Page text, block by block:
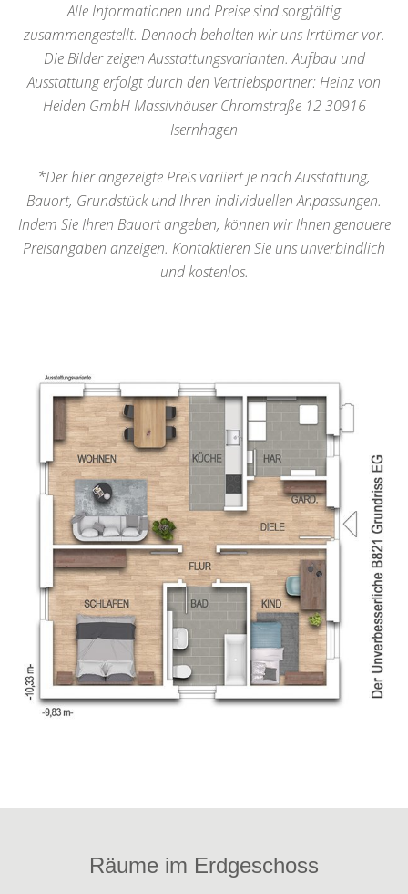
Alle Informationen und Preise sind sorgfältig
zusammengestellt. Dennoch behalten wir uns Irrtümer vor.
Die Bilder zeigen Ausstattungsvarianten. Aufbau und
Ausstattung erfolgt durch den Vertriebspartner: Heinz von
Heiden GmbH Massivhäuser Chromstraße 12 30916
Isernhagen
*Der hier angezeigte Preis variiert je nach Ausstattung,
Bauort, Grundstück und Ihren individuellen Anpassungen.
Indem Sie Ihren Bauort angeben, können wir Ihnen genauere
Preisangaben anzeigen. Kontaktieren Sie uns unverbindlich
und kostenlos.
Räume im Erdgeschoss